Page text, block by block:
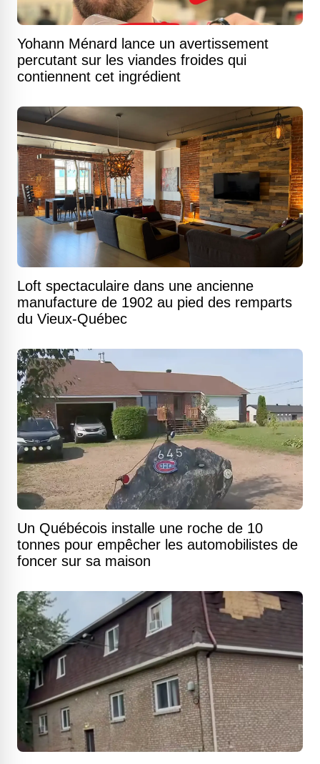
Yohann Ménard lance un avertissement
percutant sur les viandes froides qui
contiennent cet ingrédient
Loft spectaculaire dans une ancienne
manufacture de 1902 au pied des remparts
du Vieux-Québec
Un Québécois installe une roche de 10
tonnes pour empêcher les automobilistes de
foncer sur sa maison